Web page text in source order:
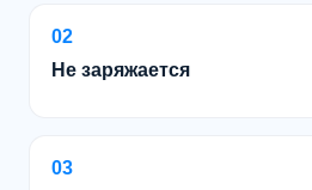
02
Не заряжается
03